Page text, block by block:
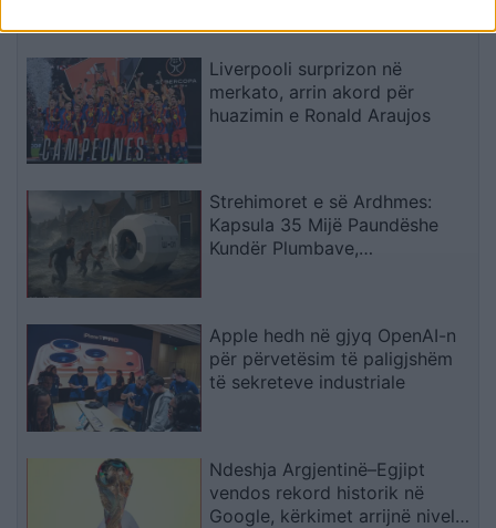
Liverpooli surprizon në
merkato, arrin akord për
huazimin e Ronald Araujos
Strehimoret e së Ardhmes:
Kapsula 35 Mijë Paundëshe
Kundër Plumbave,
Apple hedh në gjyq OpenAI-n
për përvetësim të paligjshëm
të sekreteve industriale
Ndeshja Argjentinë–Egjipt
vendos rekord historik në
Google, kërkimet arrijnë nivele